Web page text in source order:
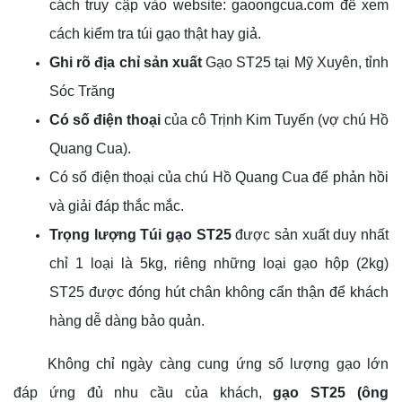
cách truy cập vào website: gaoongcua.com để xem
cách kiểm tra túi gạo thật hay giả.
Ghi rõ địa chỉ sản xuấtGạo ST25 tại Mỹ Xuyên, tỉnh
Sóc Trăng
Có số điện thoại của cô Trịnh Kim Tuyến (vợ chú Hồ
Quang Cua).
Có số điện thoại của chú Hồ Quang Cua để phản hồi
và giải đáp thắc mắc.
Trọng lượng Túi gạo ST25được sản xuất duy nhất
chỉ 1 loại là 5kg, riêng những loại gạo hộp (2kg)
ST25 được đóng hút chân không cẩn thận để khách
hàng dễ dàng bảo quản.
Không chỉ ngày càng cung ứng số lượng gạo lớn
đáp ứng đủ nhu cầu của khách,gạoST25 (ông